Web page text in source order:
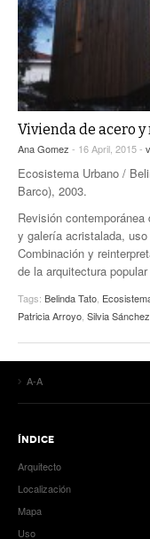
Vivienda de acero y
Ana Gomez - 16 April, 2015 -
Ecosistema Urbano /
Barco), 2003.
Revisión
y galería acristalada,
Combinación y
de la arquitectura
Tags: Belinda Tato
Patricia Arroyo Silvia Sánchez
A-A
ÍNDICE
Arquitecto
Localización
Mapa
Uso